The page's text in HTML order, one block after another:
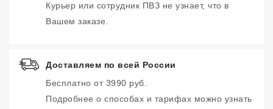
Курьер или сотрудник ПВЗ не узнает, что в
Вашем заказе.
Доставляем по всей России
Бесплатно от 3990 руб.
Подробнее о способах и тарифах можно узнать